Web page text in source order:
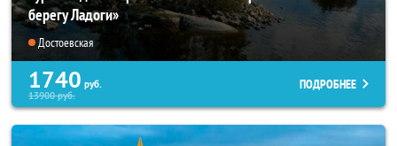
берегу Ладоги»
Достоевская
1740 руб.
13900руб.
ПОДРОБНЕЕ